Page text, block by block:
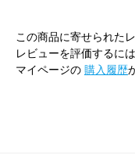
この商品に寄せられた
レビューを評価するには
マイページの 購入履歴